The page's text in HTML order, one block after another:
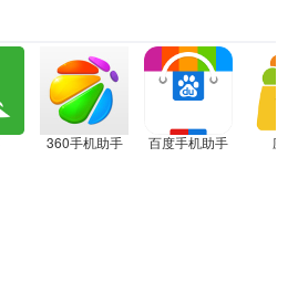
360手机助手 百度手机助手 应